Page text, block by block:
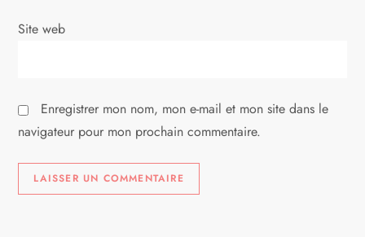
i
l
e
Site web
Enregistrer mon nom, mon e-mail et mon site dans le
navigateur pour mon prochain commentaire.